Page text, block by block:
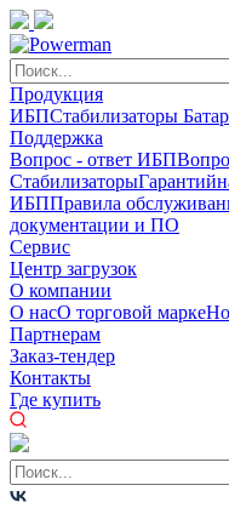
Продукция
ИБПСтабилизаторы
Поддержка
Вопрос - ответ ИБП
Стабилизаторы
ИБППравила
документации и ПО
Сервис
Центр загрузок
О компании
О насО торговой марке
Партнерам
Заказ-тендер
Контакты
Где купить